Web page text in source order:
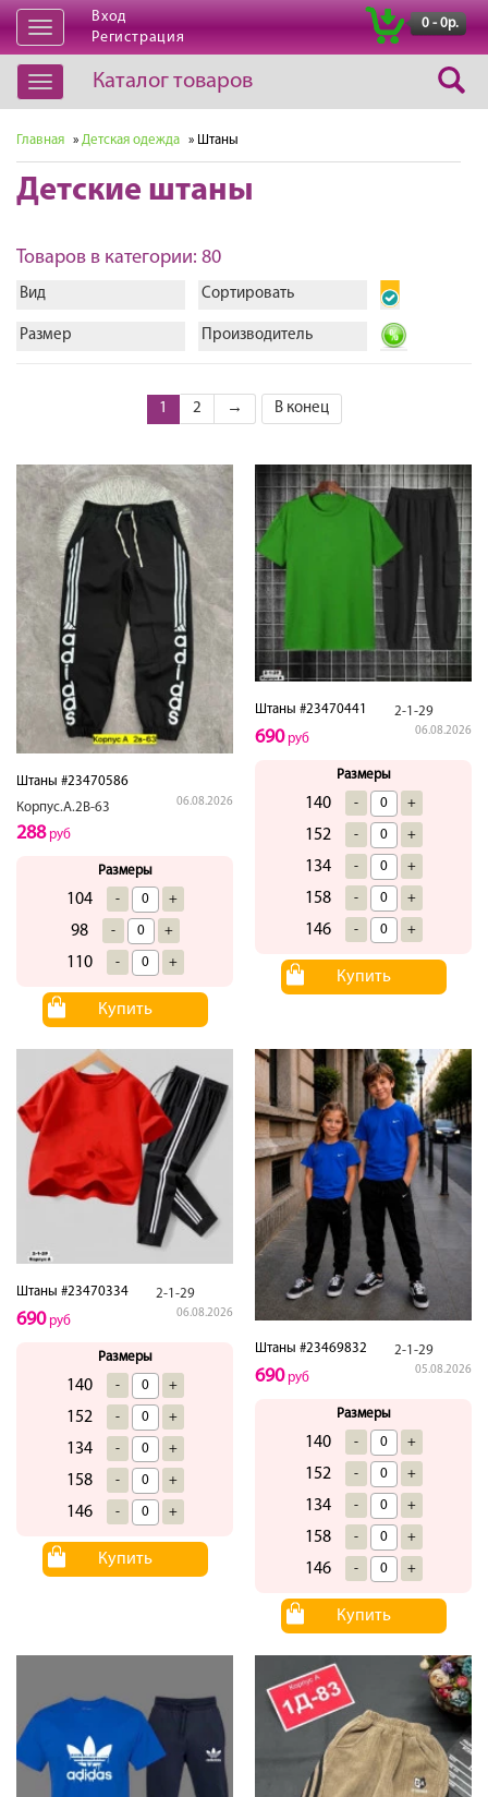
Открыть
навигацию
Вход
Регистрация
0 - 0р.
Открыть
навигацию
Каталог товаров
Главная » Детская одежда » Штаны
Детские штаны
Товаров в категории: 80
Вид Сортировать
Размер Производитель
1 2 → В конец
Штаны #23470586
Корпус.А.2В-63
06.08.2026
288руб
Размеры
104 - +
98 - +
110 - +
Купить
Штаны #23470441 2-1-29
06.08.2026
690руб
Размеры
140 - +
152 - +
134 - +
158 - +
146 - +
Купить
Штаны #23470334 2-1-29
06.08.2026
690руб
Размеры
140 - +
152 - +
134 - +
158 - +
146 - +
Купить
Штаны #23469832 2-1-29
05.08.2026
690руб
Размеры
140 - +
152 - +
134 - +
158 - +
146 - +
Купить